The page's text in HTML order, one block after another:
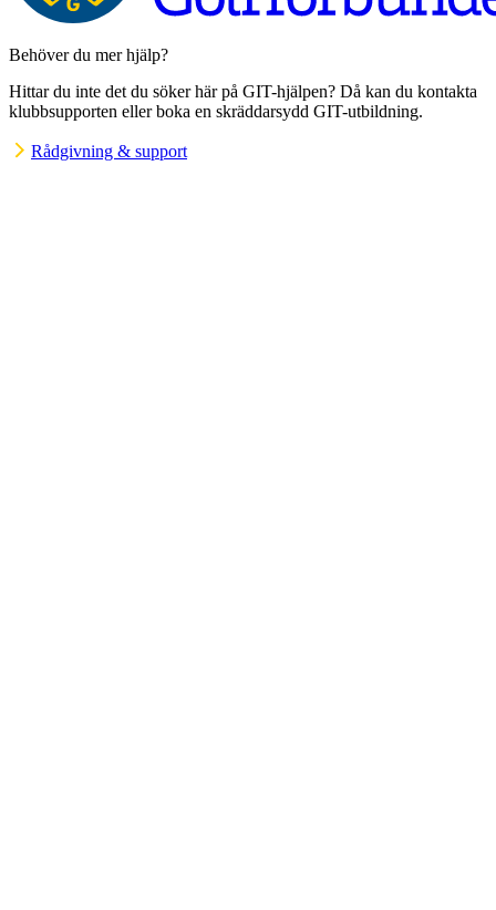
Behöver du mer hjälp?
Hittar du inte det du söker här på GIT-hjälpen? Då kan du kontakta
klubbsupporten eller boka en skräddarsydd GIT-utbildning.
Rådgivning & support